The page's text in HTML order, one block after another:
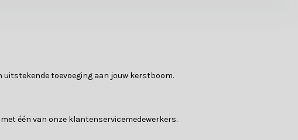
uitstekende toevoeging aan jouw kerstboom.
één van onze klantenservicemedewerkers.